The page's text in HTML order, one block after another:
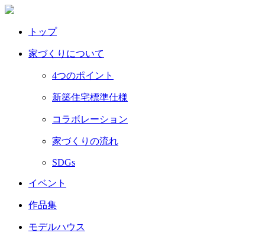
トップ
家づくりについて
4つのポイント
新築住宅標準仕様
コラボレーション
家づくりの流れ
SDGs
イベント
作品集
モデルハウス